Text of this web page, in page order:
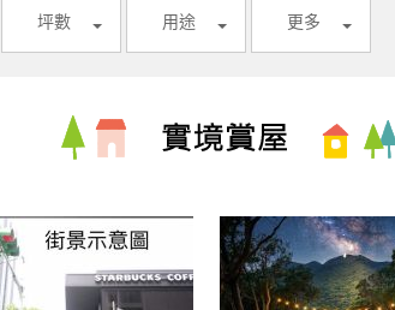
坪數 用途 更多